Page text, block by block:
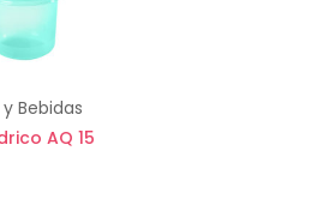
Bebidas
AQ 15